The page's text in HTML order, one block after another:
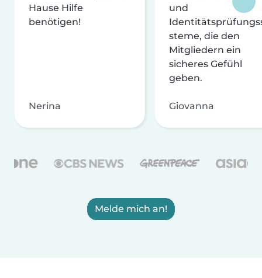
Hause Hilfe
benötigen!
Nerina
und
steme, die den
Mitgliedern ein
sicheres Gefühl
geben.
Giovanna
Melde mich an!